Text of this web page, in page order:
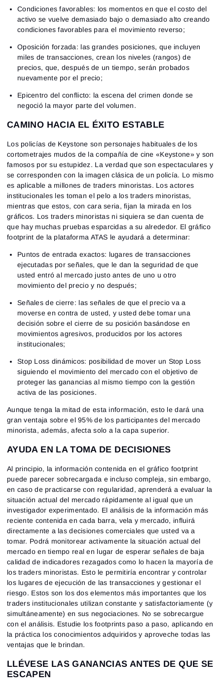
Condiciones favorables: los momentos en que el costo del
activo se vuelve demasiado bajo o demasiado alto creando
condiciones favorables para el movimiento reverso;
Oposición forzada: las grandes posiciones, que incluyen
miles de transacciones, crean los niveles (rangos) de
precios, que, después de un tiempo, serán probados
nuevamente por el precio;
Epicentro del conflicto: la escena del crimen donde se
negoció la mayor parte del volumen.
CAMINO HACIA EL ÉXITO ESTABLE
Los policías de Keystone son personajes habituales de los
cortometrajes mudos de la compañía de cine «Keystone» y son
famosos por su estupidez. La verdad que son espectaculares y
se corresponden con la imagen clásica de un policía. Lo mismo
es aplicable a millones de traders minoristas. Los actores
institucionales les toman el pelo a los traders minoristas,
mientras que estos, con cara seria, fijan la mirada en los
gráficos. Los traders minoristas ni siquiera se dan cuenta de
que hay muchas pruebas esparcidas a su alrededor. El gráfico
footprint de la plataforma ATAS le ayudará a determinar:
Puntos de entrada exactos: lugares de transacciones
ejecutadas por señales, que le dan la seguridad de que
usted entró al mercado justo antes de uno u otro
movimiento del precio y no después;
Señales de cierre: las señales de que el precio va a
moverse en contra de usted, y usted debe tomar una
decisión sobre el cierre de su posición basándose en
movimientos agresivos, producidos por los actores
institucionales;
Stop Loss dinámicos: posibilidad de mover un Stop Loss
siguiendo el movimiento del mercado con el objetivo de
proteger las ganancias al mismo tiempo con la gestión
activa de las posiciones.
Aunque tenga la mitad de esta información, esto le dará una
gran ventaja sobre el 95% de los participantes del mercado
minorista, además, afecta solo a la capa superior.
AYUDA EN LA TOMA DE DECISIONES
Al principio, la información contenida en el gráfico footprint
puede parecer sobrecargada e incluso compleja, sin embargo,
en caso de practicarse con regularidad, aprenderá a evaluar la
situación actual del mercado rápidamente al igual que un
investigador experimentado. El análisis de la información más
reciente contenida en cada barra, vela y mercado, influirá
directamente a las decisiones comerciales que usted va a
tomar. Podrá monitorear activamente la situación actual del
mercado en tiempo real en lugar de esperar señales de baja
calidad de indicadores rezagados como lo hacen la mayoría de
los traders minoristas. Esto le permitiría encontrar y controlar
los lugares de ejecución de las transacciones y gestionar el
riesgo. Estos son los dos elementos más importantes que los
traders institucionales utilizan constante y satisfactoriamente (y
simultáneamente) en sus negociaciones. No se sobrecargue
con el análisis. Estudie los footprints paso a paso, aplicando en
la práctica los conocimientos adquiridos y aproveche todas las
ventajas que le brindan.
LLÉVESE LAS GANANCIAS ANTES DE QUE SE
ESCAPEN
Iniciar sesión
Correo electrónico
Contraseña
Restablecer contraseña
Introduce tu correo electrónico y te enviaremos un
Correo electrónico
Registro
Correo electrónico
Quiero recibir ofertas especiales de ATAS
Acepto losConsulta nuestra Política de Privacidad